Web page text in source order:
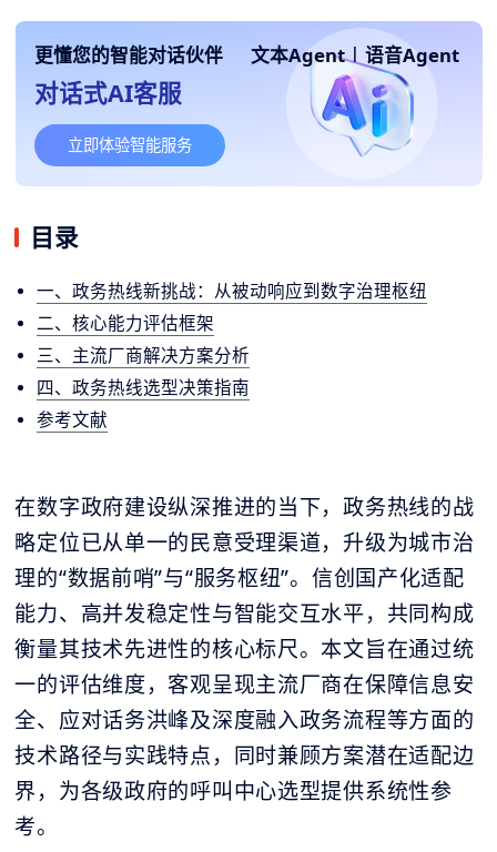
更懂您的智能对话伙伴 文本Agent | 语音Agent
对话式AI客服
立即体验智能服务
目录
一、政务热线新挑战：从被动响应到数字治理枢纽
二、核心能力评估框架
三、主流厂商解决方案分析
四、政务热线选型决策指南
参考文献
在数字政府建设纵深推进的当下，政务热线的战
略定位已从单一的民意受理渠道，升级为城市治
理的“数据前哨”与“服务枢纽”。信创国产化适配
能力、高并发稳定性与智能交互水平，共同构成
衡量其技术先进性的核心标尺。本文旨在通过统
一的评估维度，客观呈现主流厂商在保障信息安
全、应对话务洪峰及深度融入政务流程等方面的
技术路径与实践特点，同时兼顾方案潜在适配边
界，为各级政府的呼叫中心选型提供系统性参
考。